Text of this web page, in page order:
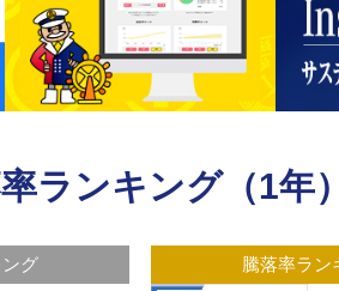
ランキング（1年）
グ 騰落率ラン